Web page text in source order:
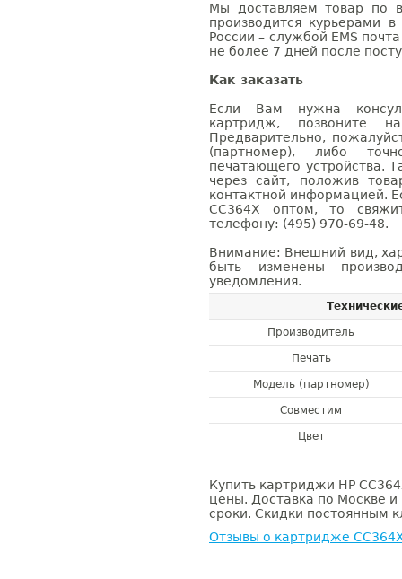
Мы доставляем товар по
производится курьерами
России – службой EMS
не более 7 дней после
Как заказать
Если Вам нужна
картридж, позвоните
Предварительно,
(партномер), либо
печатающего устройства.
через сайт, положив
контактной информацией.
CC364X оптом, то
телефону: (495) 970-69-48.
Внимание: Внешний вид,
быть изменены
уведомления.
Производитель
Печать
Модель (партномер)
Совместим
Цвет
Купить картриджи HP
цены. Доставка по Москве и
сроки. Скидки постоянным
Отзывы о картридже